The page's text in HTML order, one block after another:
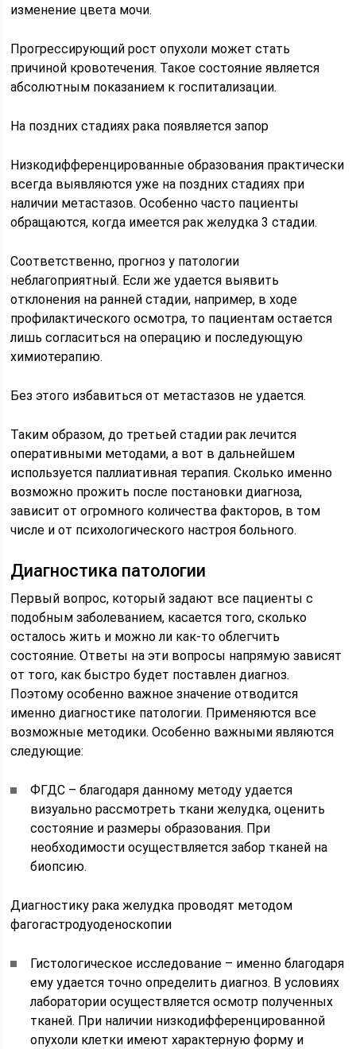
изменение цвета мочи.
Прогрессирующий рост опухоли может стать
причиной кровотечения. Такое состояние является
абсолютным показанием к госпитализации.
На поздних стадиях рака появляется запор
Низкодифференцированные образования практически
всегда выявляются уже на поздних стадиях при
наличии метастазов. Особенно часто пациенты
обращаются, когда имеется рак желудка 3 стадии.
Соответственно, прогноз у патологии
неблагоприятный. Если же удается выявить
отклонения на ранней стадии, например, в ходе
профилактического осмотра, то пациентам остается
лишь согласиться на операцию и последующую
химиотерапию.
Без этого избавиться от метастазов не удается.
Таким образом, до третьей стадии рак лечится
оперативными методами, а вот в дальнейшем
используется паллиативная терапия. Сколько именно
возможно прожить после постановки диагноза,
зависит от огромного количества факторов, в том
числе и от психологического настроя больного.
Диагностика патологии
Первый вопрос, который задают все пациенты с
подобным заболеванием, касается того, сколько
осталось жить и можно ли как-то облегчить
состояние. Ответы на эти вопросы напрямую зависят
от того, как быстро будет поставлен диагноз.
Поэтому особенно важное значение отводится
именно диагностике патологии. Применяются все
возможные методики. Особенно важными являются
следующие:
ФГДС – благодаря данному методу удается
визуально рассмотреть ткани желудка, оценить
состояние и размеры образования. При
необходимости осуществляется забор тканей на
биопсию.
Диагностику рака желудка проводят методом
фагогастродуоденоскопии
Гистологическое исследование – именно благодаря
ему удается точно определить диагноз. В условиях
лаборатории осуществляется осмотр полученных
тканей. При наличии низкодифференцированной
опухоли клетки имеют характерную форму и